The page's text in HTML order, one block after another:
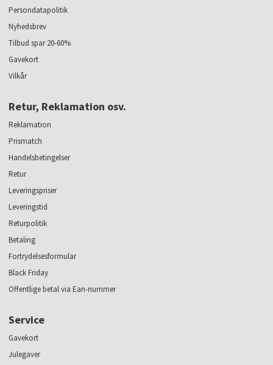
Persondatapolitik
Nyhedsbrev
Tilbud spar 20-60%
Gavekort
Vilkår
Retur, Reklamation osv.
Reklamation
Prismatch
Handelsbetingelser
Retur
Leveringspriser
Leveringstid
Returpolitik
Betaling
Fortrydelsesformular
Black Friday
Offentlige betal via Ean-nummer
Service
Gavekort
Julegaver